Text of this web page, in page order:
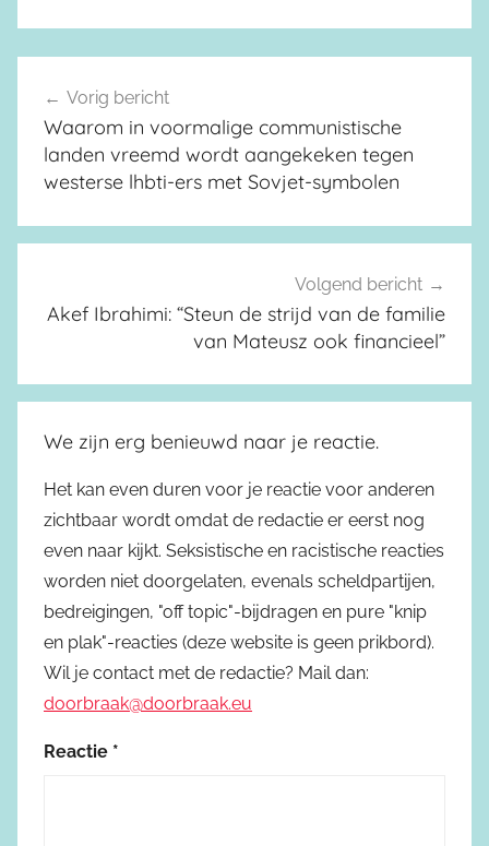
Berichtnavigatie
Vorig bericht
Waarom in voormalige communistische
landen vreemd wordt aangekeken tegen
westerse lhbti-ers met Sovjet-symbolen
Volgend bericht
Akef Ibrahimi: “Steun de strijd van de familie
van Mateusz ook financieel”
We zijn erg benieuwd naar je reactie.
Het kan even duren voor je reactie voor anderen
zichtbaar wordt omdat de redactie er eerst nog
even naar kijkt. Seksistische en racistische reacties
worden niet doorgelaten, evenals scheldpartijen,
bedreigingen, "off topic"-bijdragen en pure "knip
en plak"-reacties (deze website is geen prikbord).
Wil je contact met de redactie? Mail dan:
doorbraak@doorbraak.eu
Reactie *